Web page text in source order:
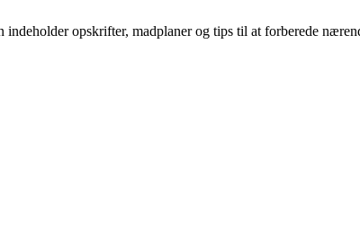
opskrifter, madplaner og tips til at forberede